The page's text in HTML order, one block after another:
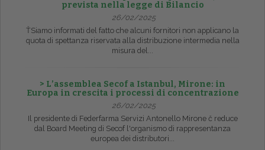
prevista nella legge di Bilancio
26/02/2025
ŤSiamo informati del fatto che alcuni fornitori non applicano la
quota di spettanza riservata alla distribuzione intermedia nella
misura del...
> L’assemblea Secof a Istanbul, Mirone: in
Europa in crescita i processi di concentrazione
26/02/2025
Il presidente di Federfarma Servizi Antonello Mirone č reduce
dal Board Meeting di Secof l'organismo di rappresentanza
europea dei distributori...